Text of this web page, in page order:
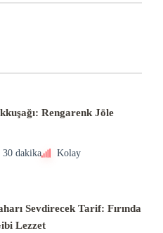
Rengarenk Jöle
30 dakika Kolay
Sevdirecek Tarif: Fırında
Lezzet